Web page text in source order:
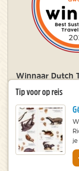
Winnaar Dutch
© 2010 – 2026
Veelgestelde
Privacy statement
Disclaimer
Website door
Tip voor op reis